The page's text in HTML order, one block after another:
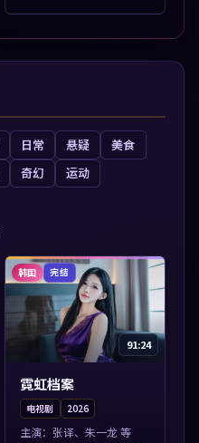
凑，值得加入片单...
日常 悬疑
美食
奇幻
运动
韩国 完结
91:24
霓虹档案
电视剧 2026
主演： 张译、朱一龙 等